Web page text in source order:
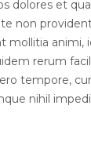
dolores et
non
mollitia
rerum
tempore,
nihil